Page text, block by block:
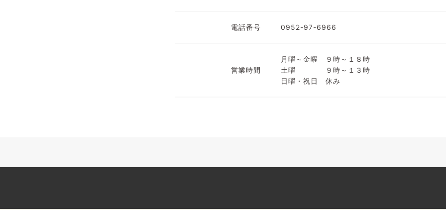
電話番号 0952-97-6966
営業時間
月曜～金曜 ９時～１８時
土曜 ９時～１３時
日曜・祝日 休み